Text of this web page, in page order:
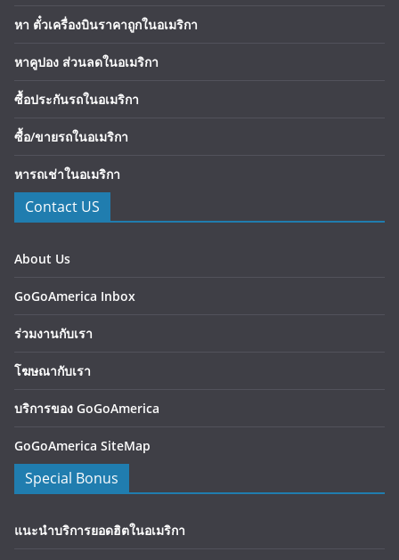
หา ตั๋วเครื่องบินราคาถูกในอเมริกา
หาคูปอง ส่วนลดในอเมริกา
ซื้อประกันรถในอเมริกา
ซื้อ/ขายรถในอเมริกา
หารถเช่าในอเมริกา
Contact US
About Us
GoGoAmerica Inbox
ร่วมงานกับเรา
โฆษณากับเรา
บริการของ GoGoAmerica
GoGoAmerica SiteMap
Special Bonus
แนะนำบริการยอดฮิตในอเมริกา